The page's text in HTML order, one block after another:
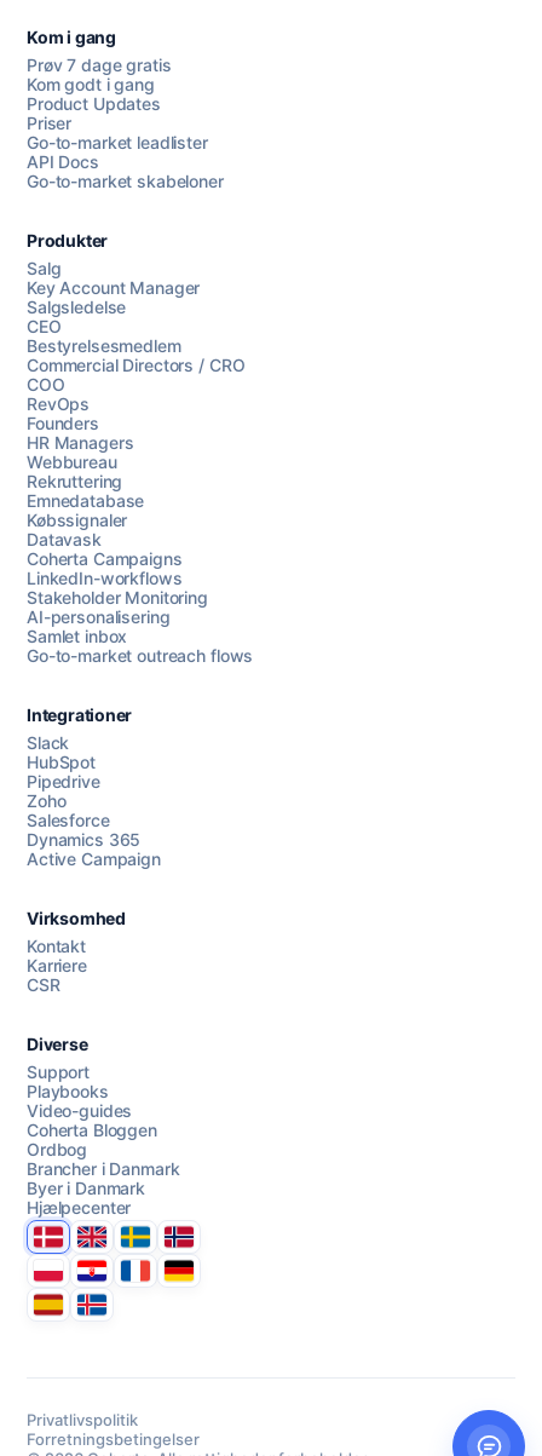
Chat med os
AI Campaign Assist
Kom i gang
Prøv 7 dage gratis
Kom godt i gang
Product Updates
Priser
Go-to-market leadlister
API Docs
Go-to-market skabeloner
Produkter
Salg
Key Account Manager
Salgsledelse
CEO
Bestyrelsesmedlem
Commercial Directors / CRO
COO
RevOps
Founders
HR Managers
Webbureau
Rekruttering
Emnedatabase
Købssignaler
Datavask
Coherta Campaigns
LinkedIn-workflows
Stakeholder Monitoring
AI-personalisering
Samlet inbox
Go-to-market outreach flows
Integrationer
Slack
HubSpot
Pipedrive
Zoho
Salesforce
Dynamics 365
Active Campaign
Virksomhed
Kontakt
Karriere
CSR
Diverse
Support
Playbooks
Video-guides
Coherta Bloggen
Ordbog
Brancher i Danmark
Byer i Danmark
Hjælpecenter
DanmarkUnited Kingdom
SverigeNorge
PolskaHrvatskaFranceDeutschland
EspanaÍsland
Privatlivspolitik
Forretningsbetingelser